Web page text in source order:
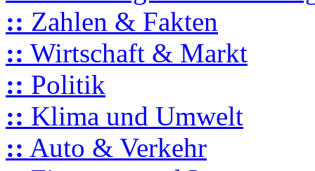
:: Zahlen & Fakten
:: Wirtschaft & Markt
:: Politik
:: Klima und Umwelt
:: Auto & Verkehr